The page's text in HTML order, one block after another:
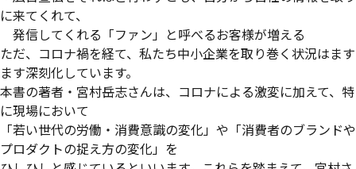
に来てくれて、
発信してくれる「ファン」と呼べるお客様が増える
ただ、コロナ禍を経て、私たち中小企業を取り巻く状況はます
ます深刻化しています。
本書の著者・宮村岳志さんは、コロナによる激変に加えて、特
に現場において
「若い世代の労働・消費意識の変化」や「消費者のブランドや
プロダクトの捉え方の変化」を